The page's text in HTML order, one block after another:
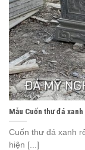
Mẫu Cuốn thư đá
Cuốn thư đá xanh
hiện [...]